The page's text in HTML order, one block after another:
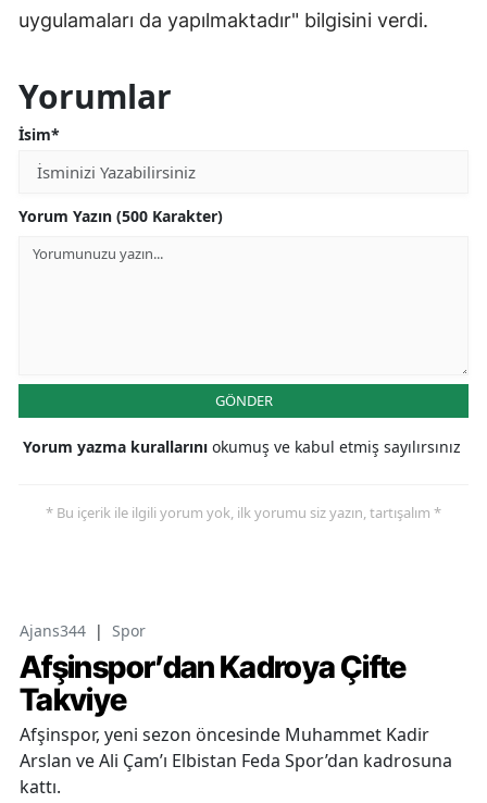
uygulamaları da yapılmaktadır" bilgisini verdi.
Yorumlar
İsim*
Yorum Yazın (500 Karakter)
GÖNDER
Yorum yazma kurallarını okumuş ve kabul etmiş sayılırsınız
* Bu içerik ile ilgili yorum yok, ilk yorumu siz yazın, tartışalım *
Ajans344 | Spor
Afşinspor’dan Kadroya Çifte
Takviye
Afşinspor, yeni sezon öncesinde Muhammet Kadir
Arslan ve Ali Çam’ı Elbistan Feda Spor’dan kadrosuna
kattı.